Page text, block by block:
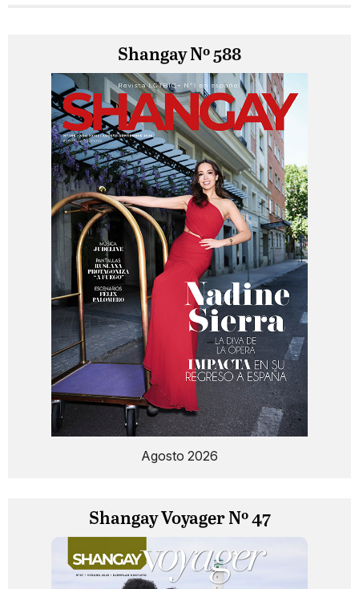
Shangay Nº 588
Agosto 2026
Shangay Voyager Nº 47